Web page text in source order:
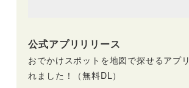
公式アプリリリース
おでかけスポットを地図で探せるアプ
れました！（無料DL）